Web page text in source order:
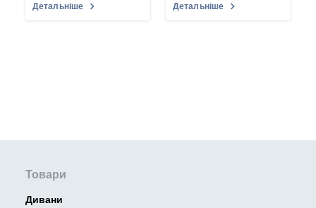
Детальніше Детальніше
Товари
Дивани